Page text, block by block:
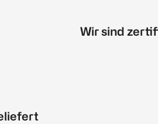
Wir sind